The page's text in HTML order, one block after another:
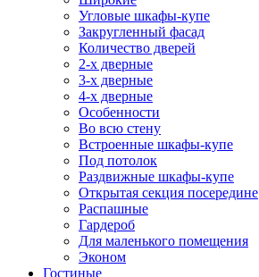
Угловые шкафы-купе
Закругленный фасад
Количество дверей
2-х дверные
3-х дверные
4-х дверные
Особенности
Во всю стену
Встроенные шкафы-купе
Под потолок
Раздвижные шкафы-купе
Открытая секция посередине
Распашные
Гардероб
Для маленького помещения
Эконом
Гостиные